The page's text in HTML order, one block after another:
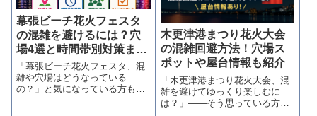
幕張ビーチ花火フェスタ
の混雑を避けるには？穴
場4選と時間帯別対策まと
め
「幕張ビーチ花火フェスタ、混
雑や穴場はどうなっている
の？」と気になっている方も多
木更津港まつり花火大会
の混雑回避方法！穴場ス
ポットや屋台情報も紹介
「木更津港まつり花火大会、混
雑を避けてゆっくり楽しむに
は？」——そう思っている方は